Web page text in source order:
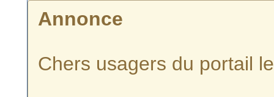
Annonce
Chers usagers du portail